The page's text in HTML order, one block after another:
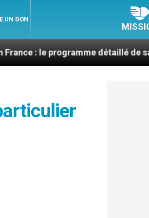
UN DON
détaillé de sa visite en